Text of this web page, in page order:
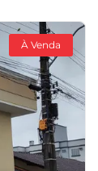
À Venda